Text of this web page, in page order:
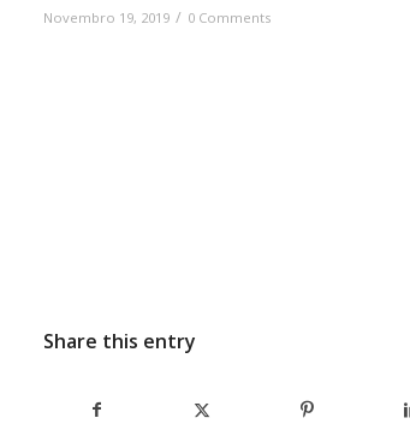
Novembro 19, 2019 / 0 Comments
Share this entry